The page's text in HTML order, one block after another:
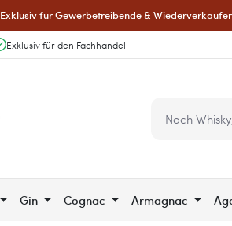
Exklusiv für Gewerbetreibende &
Exklusiv für den Fachhandel
Gin Cognac Armagnac